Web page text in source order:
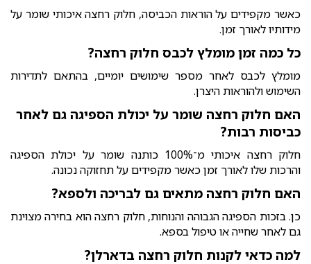
כאשר מקפידים על הוראות הכביסה, חלוק רחצה איכותי שומר על
מידותיו לאורך זמן.
כל כמה זמן מומלץ לכבס חלוק רחצה?
מומלץ לכבס לאחר מספר שימושים יומיים, בהתאם לתדירות
השימוש ולהוראות היצרן.
האם חלוק רחצה שומר על יכולת הספיגה גם לאחר
כביסות רבות?
חלוק רחצה איכותי מ־100% כותנה שומר על יכולת הספיגה
והרכות שלו לאורך זמן כאשר מקפידים על תחזוקה נכונה.
האם חלוק רחצה מתאים גם לבריכה ולספא?
כן. בזכות הספיגה הגבוהה והנוחות, חלוק רחצה הוא בחירה מצוינת
גם לאחר שחייה או טיפול בספא.
למה כדאי לקנות חלוק רחצה בדארלן?